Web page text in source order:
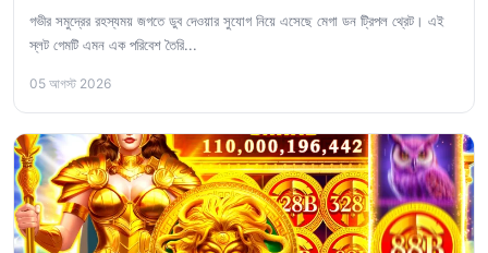
গভীর সমুদ্রের রহস্যময় জগতে ডুব দেওয়ার সুযোগ নিয়ে এসেছে মেগা ডন ট্রিপল থ্রেট। এই
স্লট গেমটি এমন এক পরিবেশ তৈরি...
05 আগস্ট 2026